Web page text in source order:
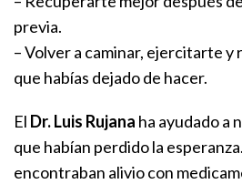
previa.
– Volver a caminar, ejercitarte
que habías dejado de hacer.
El Dr. Luis Rujana ha ayudado a
que habían perdido la
encontraban alivio con